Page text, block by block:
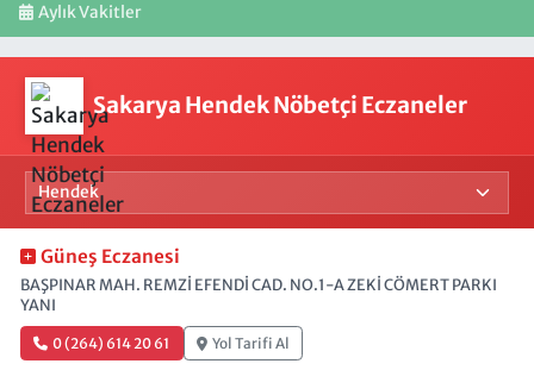
Aylık Vakitler
Sakarya Hendek Nöbetçi Eczaneler
Güneş Eczanesi
BAŞPINAR MAH. REMZİ EFENDİ CAD. NO.1-A ZEKİ CÖMERT PARKI
YANI
0 (264) 614 20 61 Yol Tarifi Al